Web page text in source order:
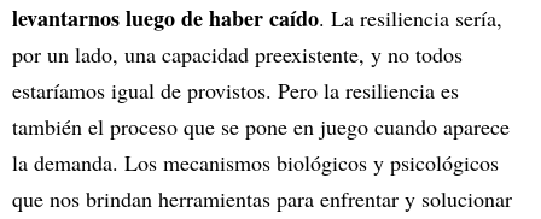
levantarnos luego de haber caído. La resiliencia sería,
por un lado, una capacidad preexistente, y no todos
estaríamos igual de provistos. Pero la resiliencia es
también el proceso que se pone en juego cuando aparece
la demanda. Los mecanismos biológicos y psicológicos
que nos brindan herramientas para enfrentar y solucionar